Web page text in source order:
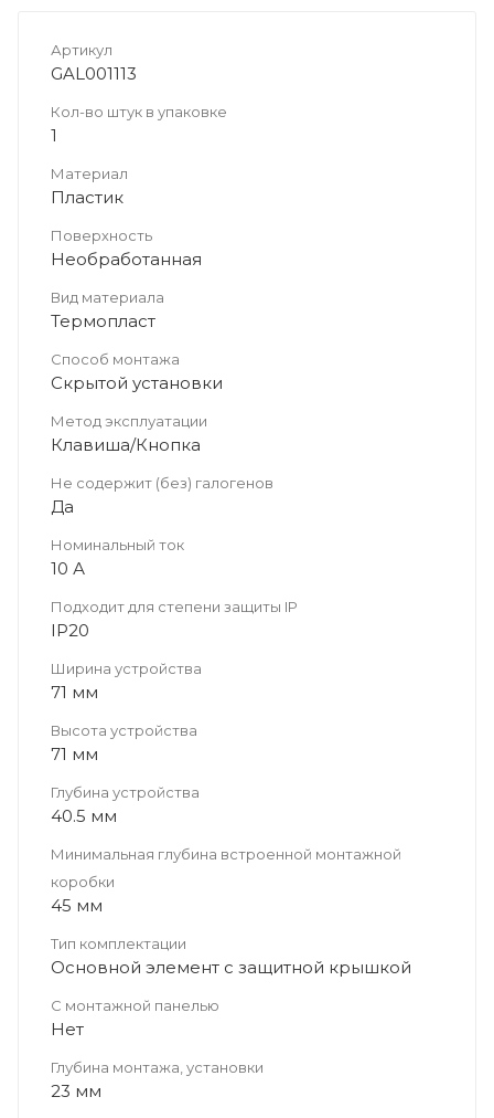
Артикул
GAL001113
Кол-во штук в упаковке
1
Материал
Пластик
Поверхность
Необработанная
Вид материала
Термопласт
Способ монтажа
Скрытой установки
Метод эксплуатации
Клавиша/Кнопка
Не содержит (без) галогенов
Да
Номинальный ток
10 А
Подходит для степени защиты IP
IP20
Ширина устройства
71 мм
Высота устройства
71 мм
Глубина устройства
40.5 мм
Минимальная глубина встроенной монтажной
коробки
45 мм
Тип комплектации
Основной элемент с защитной крышкой
С монтажной панелью
Нет
Глубина монтажа, установки
23 мм